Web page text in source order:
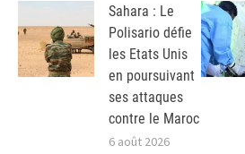
Sahara : Le
Polisario défie
les Etats Unis
en poursuivant
ses attaques
contre le Maroc
6 août 2026